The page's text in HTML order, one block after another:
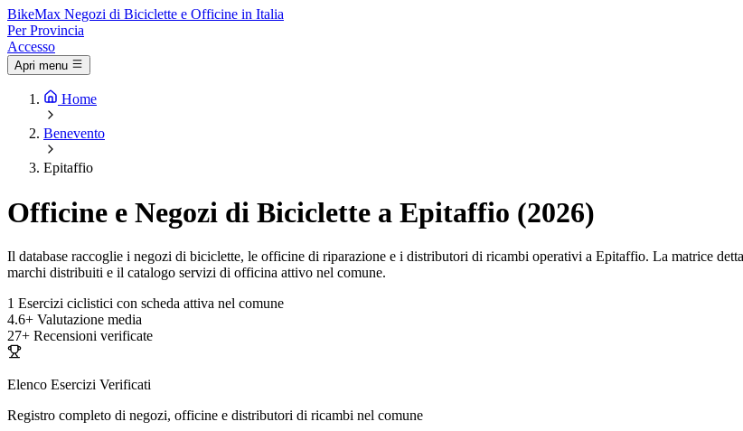
BikeMax Negozi di Biciclette e Officine in Italia
Per Provincia
Accesso
Apri menu
Home
Benevento
Epitaffio
Officine e Negozi di Biciclette a Epitaffio (2026)
Il database raccoglie i negozi di biciclette, le officine di riparazione e i distributori di ricambi operativi a Epitaffio. La matrice
marchi distribuiti e il catalogo servizi di officina attivo nel comune.
1 Esercizi ciclistici con scheda attiva nel comune
4.6+ Valutazione media
27+ Recensioni verificate
Elenco Esercizi Verificati
Registro completo di negozi, officine e distributori di ricambi nel comune